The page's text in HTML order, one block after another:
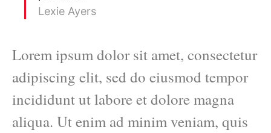
Lexie Ayers
Lorem ipsum dolor sit amet, consectetur
adipiscing elit, sed do eiusmod tempor
incididunt ut labore et dolore magna
aliqua. Ut enim ad minim veniam, quis